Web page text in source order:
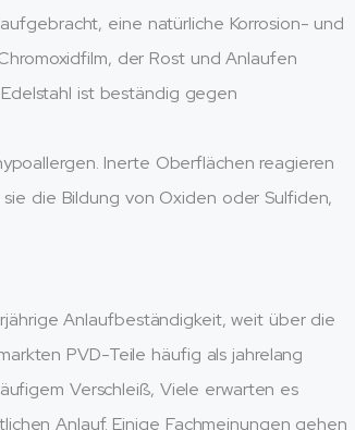
eine natürliche Korrosion- und
der Rost und Anlaufen
ist beständig gegen
Inerte Oberflächen reagieren
die Bildung von Oxiden oder Sulfiden,
Anlaufbeständigkeit, weit über die
PVD-Teile häufig als jahrelang
Verschleiß, Viele erwarten es
Anlauf. Einige Fachmeinungen gehen